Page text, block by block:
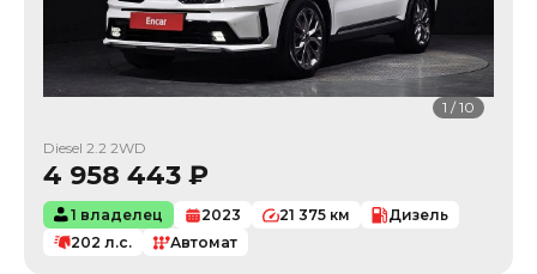
1 /10
Diesel 2.2 2WD
4 958 443 ₽
1 владелец 2023 21 375 км
Дизель
202 л.с. Автомат